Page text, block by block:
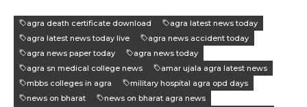
agra death certificate download
agra latest news today
agra latest news today live
agra news accident today
agra news paper today
agra news today
agra sn medical college news
amar ujala agra latest news
mbbs colleges in agra
military hospital agra opd days
news on bharat
news on bharat agra news